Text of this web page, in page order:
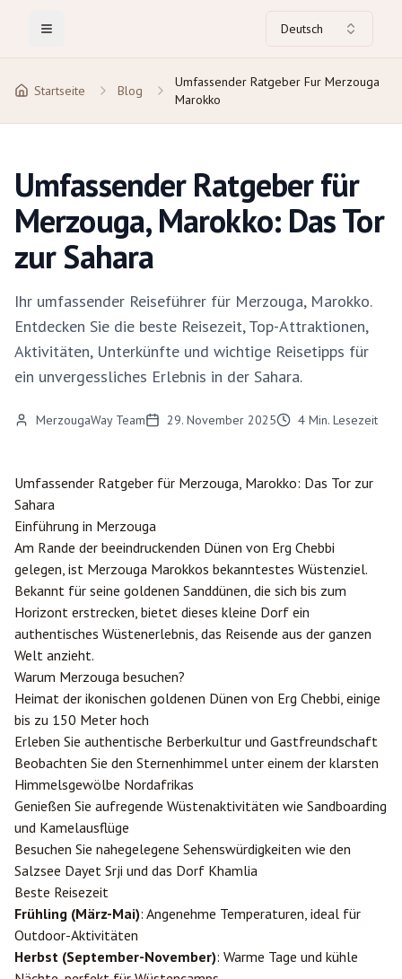
Toggle Menu Deutsch
Startseite Blog
Umfassender Ratgeber Fur Merzouga
Marokko
Umfassender Ratgeber für
Merzouga, Marokko: Das Tor
zur Sahara
Ihr umfassender Reiseführer für Merzouga, Marokko.
Entdecken Sie die beste Reisezeit, Top-Attraktionen,
Aktivitäten, Unterkünfte und wichtige Reisetipps für
ein unvergessliches Erlebnis in der Sahara.
MerzougaWay Team 29. November 2025 4 Min. Lesezeit
Umfassender Ratgeber für Merzouga, Marokko: Das Tor zur
Sahara
Einführung in Merzouga
Am Rande der beeindruckenden Dünen von Erg Chebbi
gelegen, ist Merzouga Marokkos bekanntestes Wüstenziel.
Bekannt für seine goldenen Sanddünen, die sich bis zum
Horizont erstrecken, bietet dieses kleine Dorf ein
authentisches Wüstenerlebnis, das Reisende aus der ganzen
Welt anzieht.
Warum Merzouga besuchen?
Heimat der ikonischen goldenen Dünen von Erg Chebbi, einige
bis zu 150 Meter hoch
Erleben Sie authentische Berberkultur und Gastfreundschaft
Beobachten Sie den Sternenhimmel unter einem der klarsten
Himmelsgewölbe Nordafrikas
Genießen Sie aufregende Wüstenaktivitäten wie Sandboarding
und Kamelausflüge
Besuchen Sie nahegelegene Sehenswürdigkeiten wie den
Salzsee Dayet Srji und das Dorf Khamlia
Beste Reisezeit
Frühling (März-Mai): Angenehme Temperaturen, ideal für
Outdoor-Aktivitäten
Herbst (September-November): Warme Tage und kühle